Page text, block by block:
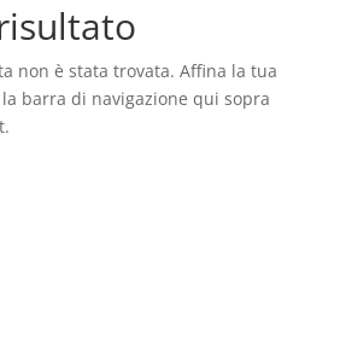
non è stata trovata. Affina la tua
barra di navigazione qui sopra